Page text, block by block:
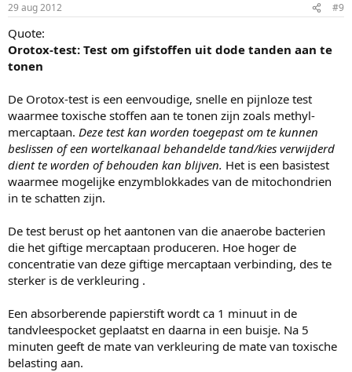
29 aug 2012 #9
Quote:
Orotox-test: Test om gifstoffen uit dode tanden aan te
tonen
De Orotox-test is een eenvoudige, snelle en pijnloze test
waarmee toxische stoffen aan te tonen zijn zoals methyl-
mercaptaan. Deze test kan worden toegepast om te kunnen
beslissen of een wortelkanaal behandelde tand/kies verwijderd
dient te worden of behouden kan blijven. Het is een basistest
waarmee mogelijke enzymblokkades van de mitochondrien
in te schatten zijn.
De test berust op het aantonen van die anaerobe bacterien
die het giftige mercaptaan produceren. Hoe hoger de
concentratie van deze giftige mercaptaan verbinding, des te
sterker is de verkleuring .
Een absorberende papierstift wordt ca 1 minuut in de
tandvleespocket geplaatst en daarna in een buisje. Na 5
minuten geeft de mate van verkleuring de mate van toxische
belasting aan.